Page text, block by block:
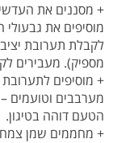
+ מסננים את
מוסיפים את
לקבלת תערובת
מספיק). מעבירים
+ מוסיפים
מערבבים וטועמים
הטעם דוהה בטיגון.
+ מחממים שמן